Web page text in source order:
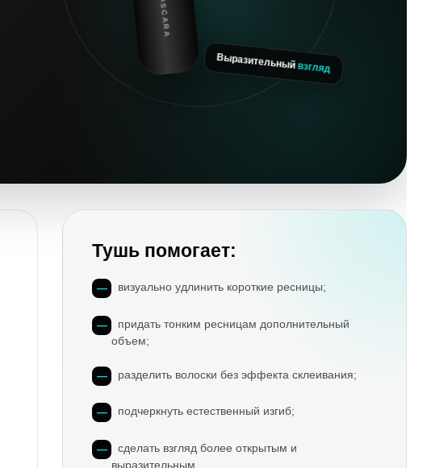
Выразительныйвзгляд
Тушь помогает:
визуально удлинить короткие ресницы;
придать тонким ресницам дополнительный
объем;
разделить волоски без эффекта склеивания;
подчеркнуть естественный изгиб;
сделать взгляд более открытым и
выразительным.